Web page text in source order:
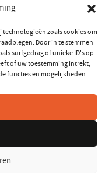
zoals cookies om
Door in te stemmen
surfgedrag of unieke ID's op
of uw toestemming intrekt,
functies en mogelijkheden.
Za
09:00 tot 15:00
Volg ons
op Instagram
/